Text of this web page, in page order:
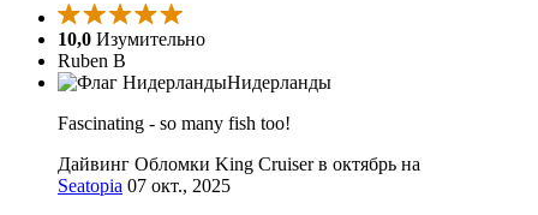
10,0 Изумительно
Ruben B
Нидерланды
Fascinating - so many fish too!
Дайвинг Обломки King Cruiser в октябрь на
Seatopia 07 окт., 2025